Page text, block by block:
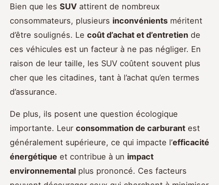
Bien que les SUV attirent de nombreux
consommateurs, plusieurs inconvénients méritent
d’être soulignés. Le coût d’achat et d’entretien de
ces véhicules est un facteur à ne pas négliger. En
raison de leur taille, les SUV coûtent souvent plus
cher que les citadines, tant à l’achat qu’en termes
d’assurance.
De plus, ils posent une question écologique
importante. Leur consommation de carburant est
généralement supérieure, ce qui impacte l’efficacité
énergétique et contribue à un impact
environnemental plus prononcé. Ces facteurs